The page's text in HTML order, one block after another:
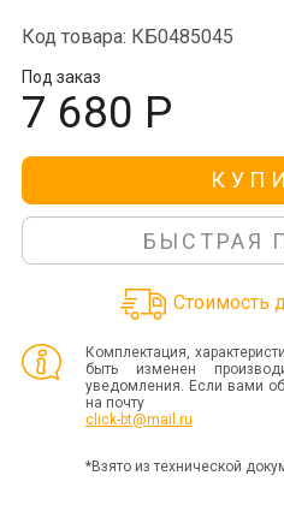
Код товара: КБ0485045
Под заказ
7 680 Р
БЫСТРАЯ
Стоимость
Комплектация,
быть изменен
уведомления. Если вами
на почту
click-bt@mail.ru
*Взято из технической